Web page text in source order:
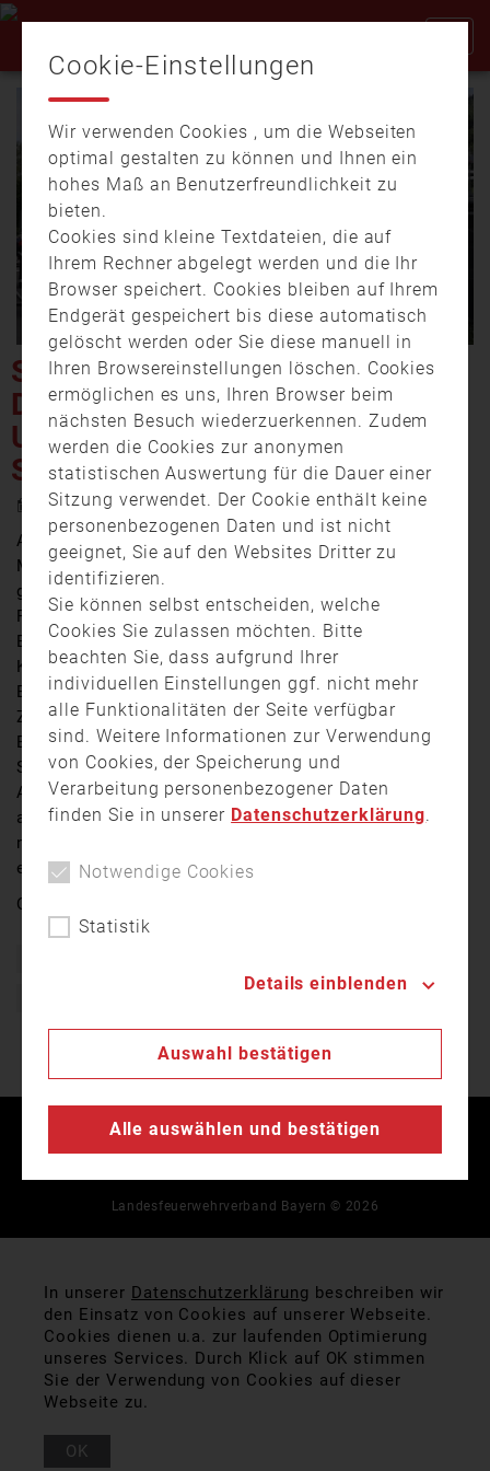
Video
SCHIFFSBRAND IN
DORFPROTZELTEN –
URSACHE WOHL
SCHWEISSERARBEITEN
4. Juni 2024 18:00
Am Montagabend ist es in Dorfprotzelten im Landkreis
Miltenberg zu einem Brand auf einem Güterschiff
gekommen. Kurz vor 17 Uhr wurden die umliegenden
Feuerwehren alarmiert, welche die Flammen im
Betriebsraum des unbeladenen Schiffes zügig unter
Kontrolle bringen konnten. Die Nachlösch- und
Entrauchungsarbeiten zogen sich jedoch über längere
Zeit hin. Grund für das Feuer waren nach ersten
Erkenntnissen wohl unsachgemäß durchgeführte
Schweißerarbeiten – die Wasserschutzpolizei
Aschaffenburg hat die Ermittlungen zum Fall
aufgenommen. Verletzt wurde glücklicherweise
niemand, der Sachschaden wird als gering
eingeschätzt.
Quelle:
Datenschutz
Landesfeuerwehrverband Bayern © 2026
Cookie-Einstellungen
Wir verwenden Cookies , um die Webseiten
optimal gestalten zu können und Ihnen ein
hohes Maß an Benutzerfreundlichkeit zu
bieten.
Cookies sind kleine Textdateien, die auf
Ihrem Rechner abgelegt werden und die Ihr
Browser speichert. Cookies bleiben auf Ihrem
Endgerät gespeichert bis diese automatisch
gelöscht werden oder Sie diese manuell in
Ihren Browsereinstellungen löschen. Cookies
ermöglichen es uns, Ihren Browser beim
nächsten Besuch wiederzuerkennen. Zudem
werden die Cookies zur anonymen
statistischen Auswertung für die Dauer einer
Sitzung verwendet. Der Cookie enthält keine
personenbezogenen Daten und ist nicht
geeignet, Sie auf den Websites Dritter zu
identifizieren.
Sie können selbst entscheiden, welche
Cookies Sie zulassen möchten. Bitte
beachten Sie, dass aufgrund Ihrer
individuellen Einstellungen ggf. nicht mehr
alle Funktionalitäten der Seite verfügbar
sind. Weitere Informationen zur Verwendung
von Cookies, der Speicherung und
Verarbeitung personenbezogener Daten
finden Sie in unserer Datenschutzerklärung.
Notwendige Cookies
Statistik
Details einblenden
Auswahl bestätigen
Alle auswählen und bestätigen
In unserer Datenschutzerklärung beschreiben wir
den Einsatz von Cookies auf unserer Webseite.
Cookies dienen u.a. zur laufenden Optimierung
unseres Services. Durch Klick auf OK stimmen
Sie der Verwendung von Cookies auf dieser
Webseite zu.
OK